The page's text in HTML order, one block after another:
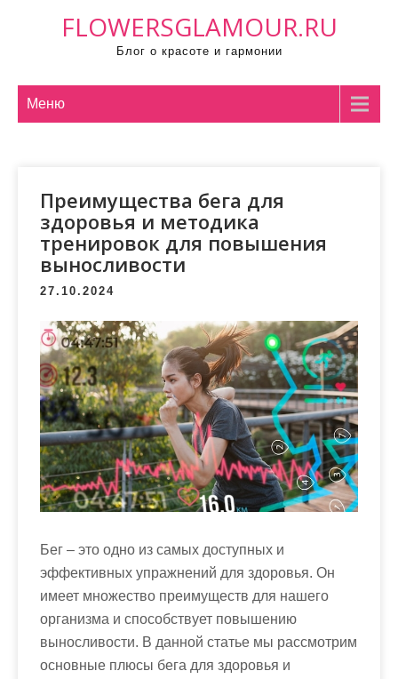
FLOWERSGLAMOUR.RU
Блог о красоте и гармонии
Меню
Преимущества бега для
здоровья и методика
тренировок для повышения
выносливости
27.10.2024
Бег – это одно из самых доступных и
эффективных упражнений для здоровья. Он
имеет множество преимуществ для нашего
организма и способствует повышению
выносливости. В данной статье мы рассмотрим
основные плюсы бега для здоровья и